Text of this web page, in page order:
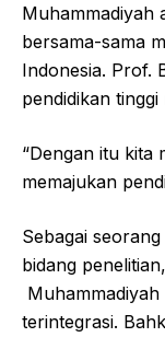
Muhammadiyah
bersama-sama
Indonesia. Prof.
pendidikan
“Dengan itu kita
memajukan
Sebagai
bidang
terintegrasi.